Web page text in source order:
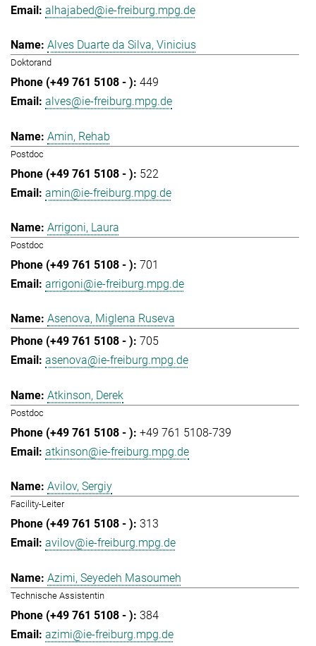
alhajabed@ie-freiburg.mpg.de
Alves Duarte da Silva, Vinicius
Doktorand
449
alves@ie-freiburg.mpg.de
Amin, Rehab
Postdoc
522
amin@ie-freiburg.mpg.de
Arrigoni, Laura
Postdoc
701
arrigoni@ie-freiburg.mpg.de
Asenova, Miglena Ruseva
705
asenova@ie-freiburg.mpg.de
Atkinson, Derek
Postdoc
+49 761 5108-739
atkinson@ie-freiburg.mpg.de
Avilov, Sergiy
Facility-Leiter
313
avilov@ie-freiburg.mpg.de
Azimi, Seyedeh Masoumeh
Technische Assistentin
384
azimi@ie-freiburg.mpg.de